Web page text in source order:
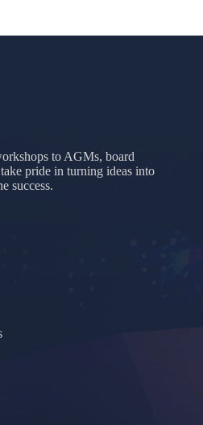
to AGMs, board
pride in turning ideas into
success.